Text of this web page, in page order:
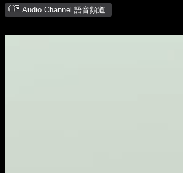
Audio Channel 語音頻道